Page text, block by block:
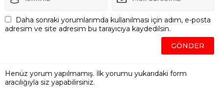
Daha sonraki yorumlarımda kullanılması için adım, e-posta
adresim ve site adresim bu tarayıcıya kaydedilsin.
Henüz yorum yapılmamış. İlk yorumu yukarıdaki form
aracılığıyla siz yapabilirsiniz.